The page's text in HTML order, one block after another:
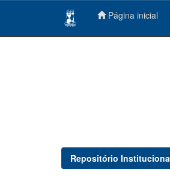
Página inicial
Repositório